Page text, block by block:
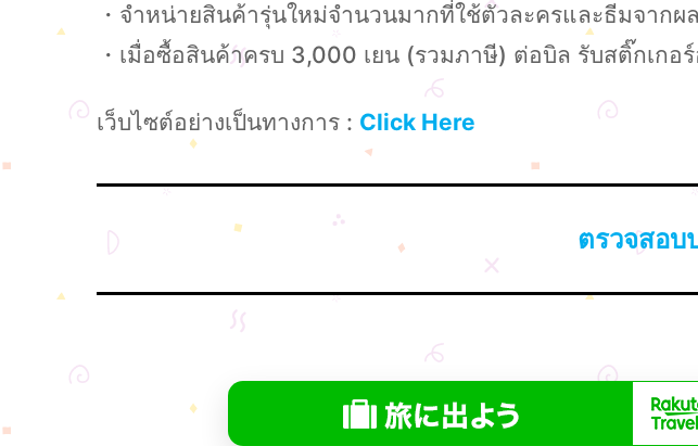
・จำหน่ายสินค้ารุ่นใหม่จำนวนมากที่ใช้ตัวละครและธีมจากผ
・เมื่อซื้อสินค้าครบ 3,000 เยน (รวมภาษี) ต่อบิล รับสติ๊กเก
เว็บไซต์อย่างเป็นทางการ : Click Here
ตรวจสอ